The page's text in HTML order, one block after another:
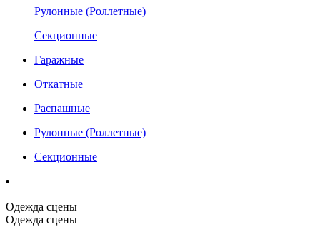
Рулонные (Роллетные)
Секционные
Гаражные
Откатные
Распашные
Рулонные (Роллетные)
Секционные
Одежда сцены
Одежда сцены